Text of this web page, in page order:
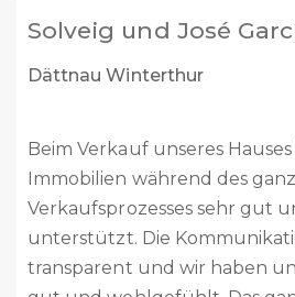
Marc Welti
Buch am Irchel / neu
Liebes Stöhr Team
Vor 2 Monaten habt ihr unser
ist alles reibungslos
Kontakt bis zum Abschluss
kompetent beraten, immer